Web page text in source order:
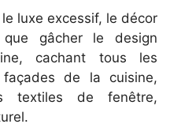
luxe excessif, le décor
gâcher le design
cachant tous les
de la cuisine,
textiles de fenêtre,